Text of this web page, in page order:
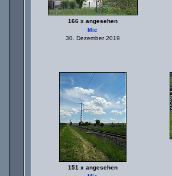
166 x angesehen
Mic
30. Dezember 2019
151 x angesehen